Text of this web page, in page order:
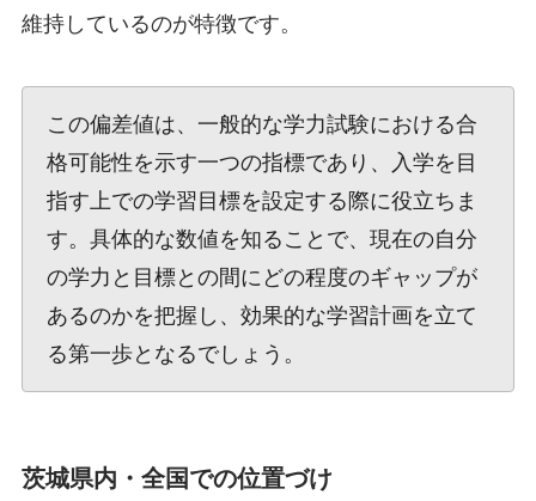
維持しているのが特徴です。
この偏差値は、一般的な学力試験における合
格可能性を示す一つの指標であり、入学を目
指す上での学習目標を設定する際に役立ちま
す。具体的な数値を知ることで、現在の自分
の学力と目標との間にどの程度のギャップが
あるのかを把握し、効果的な学習計画を立て
る第一歩となるでしょう。
茨城県内・全国での位置づけ